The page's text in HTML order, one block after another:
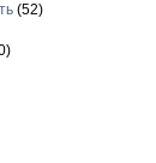
(52)